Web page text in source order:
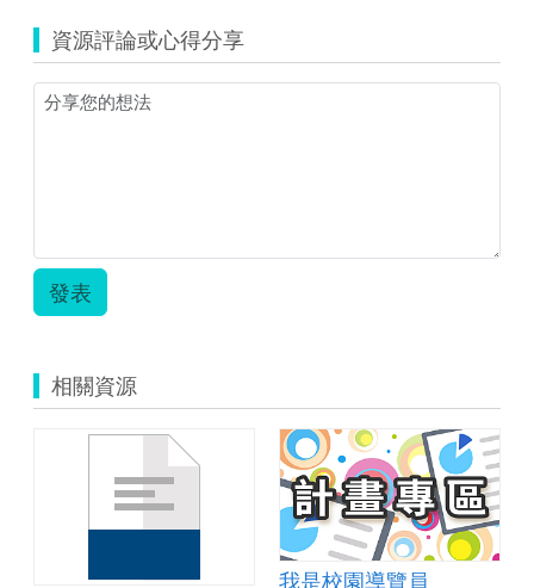
教
學
資源評論或心得分享
發表
相關資源
我是校園導覽員